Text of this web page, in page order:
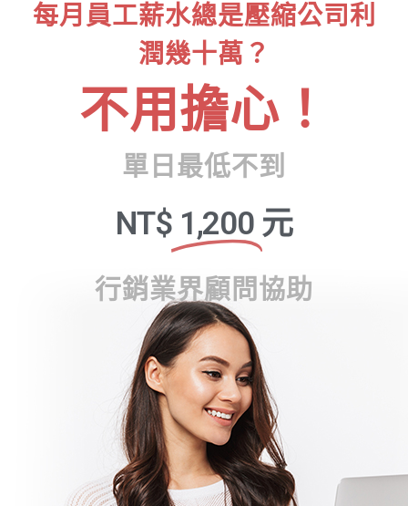
每月員工薪水總是壓縮公司利
潤幾十萬？
不用擔心！
單日最低不到
NT$ 1,200 元
行銷業界顧問協助